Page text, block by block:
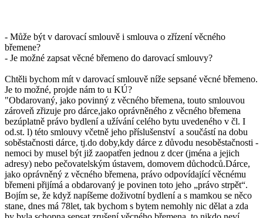
- Může být v darovací smlouvě i smlouva o zřízení věcného
břemene?
- Je možné zapsat věcné břemeno do darovací smlouvy?
Chtěli bychom mít v darovací smlouvě níže sepsané věcné břemeno.
Je to možné, projde nám to u KÚ?
"Obdarovaný, jako povinný z věcného břemena, touto smlouvou
zároveň zřizuje pro dárce,jako oprávněného z věcného břemena
bezúplatně právo bydlení a užívání celého bytu uvedeného v čl. I
od.st. l) této smlouvy včetně jeho příslušenství a součástí na dobu
soběstačnosti dárce, tj.do doby,kdy dárce z důvodu nesoběstačnosti -
nemoci by musel být již zaopatřen jednou z dcer (jména a jejich
adresy) nebo pečovatelským ústavem, domovem důchodců.Dárce,
jako oprávněný z věcného břemena, právo odpovídající věcnému
břemeni přijímá a obdarovaný je povinen toto jeho „právo strpět“.
Bojím se, že když napíšeme doživotní bydlení a s mamkou se něco
stane, dnes má 78let, tak bychom s bytem nemohly nic dělat a zda